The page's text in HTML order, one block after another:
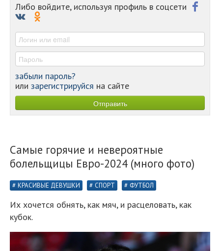
-
Либо войдите, используя профиль в соцсети
забыли пароль?
или зарегистрируйся на сайте
Самые горячие и невероятные
болельщицы Евро-2024 (много фото)
КРАСИВЫЕ ДЕВУШКИ СПОРТ ФУТБОЛ
Их хочется обнять, как мяч, и расцеловать, как
кубок.